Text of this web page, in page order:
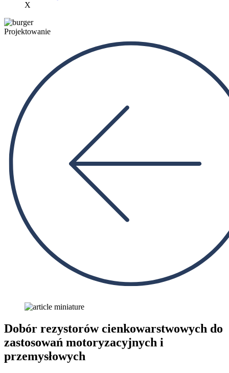
X
Projektowanie
Dobór rezystorów cienkowarstwowych do
zastosowań motoryzacyjnych i
przemysłowych